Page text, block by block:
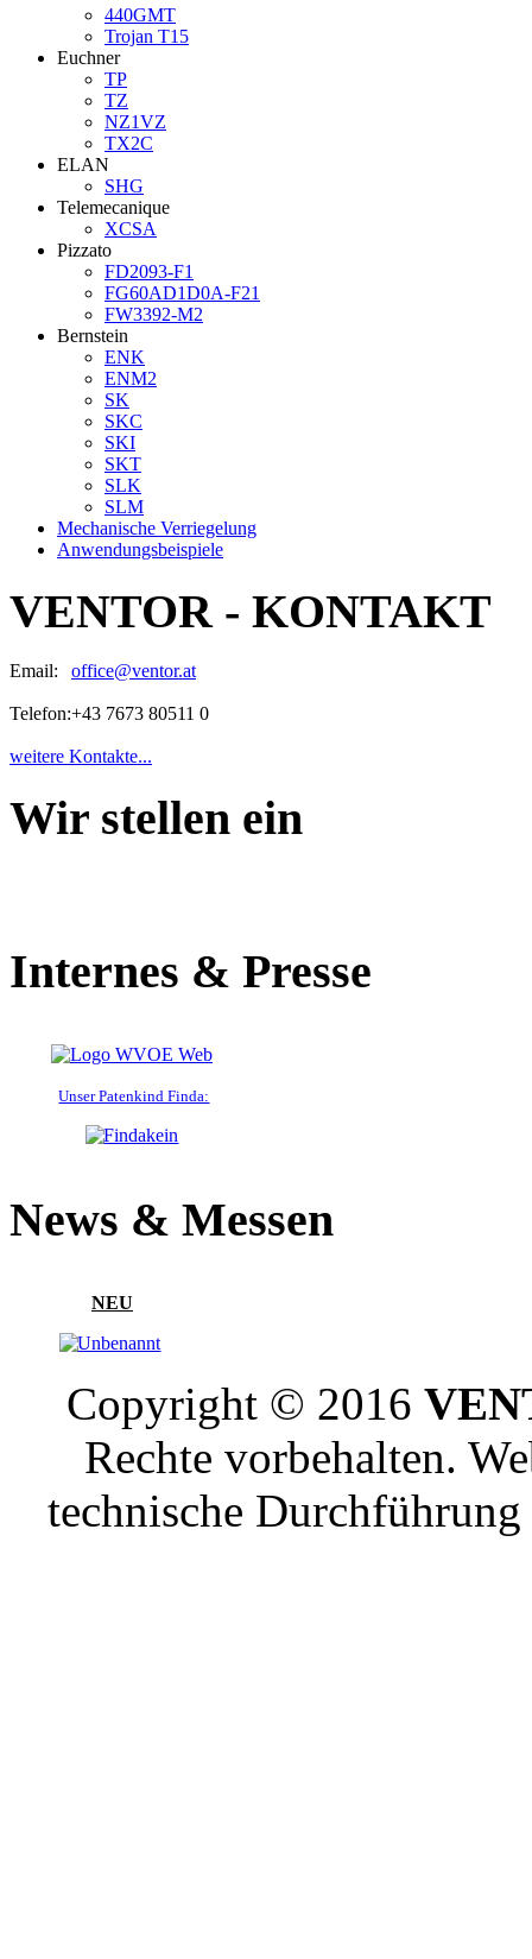
440GMT
Trojan T15
Euchner
TP
TZ
NZ1VZ
TX2C
ELAN
SHG
Telemecanique
XCSA
Pizzato
FD2093-F1
FG60AD1D0A-F21
FW3392-M2
Bernstein
ENK
ENM2
SK
SKC
SKI
SKT
SLK
SLM
Mechanische Verriegelung
Anwendungsbeispiele
VENTOR - KONTAKT
Email: office@ventor.at
Telefon:+43 7673 80511 0
weitere Kontakte...
Wir stellen ein
Internes & Presse
Unser Patenkind Finda:
News & Messen
NEU
Copyright © 2016
Rechte vorbehalten.
technische